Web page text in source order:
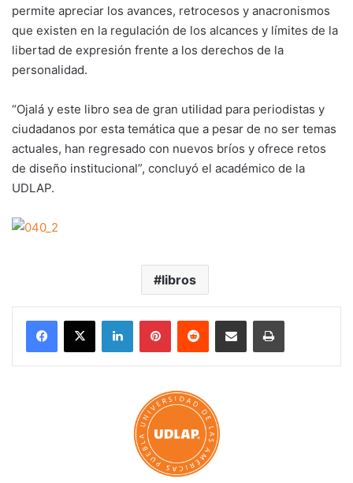
permite apreciar los avances, retrocesos y anacronismos
que existen en la regulación de los alcances y límites de la
libertad de expresión frente a los derechos de la
personalidad.
“Ojalá y este libro sea de gran utilidad para periodistas y
ciudadanos por esta temática que a pesar de no ser temas
actuales, han regresado con nuevos bríos y ofrece retos
de diseño institucional”, concluyó el académico de la
UDLAP.
libros
LinkedInPinterestReddit Share via Email Print